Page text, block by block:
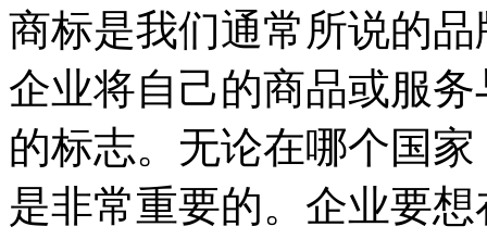
商标是我们通常所说的
企业将自己的商品或服
的标志。无论在哪个国
是非常重要的。企业要